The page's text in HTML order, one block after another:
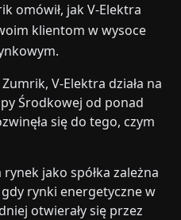
omówił, jak V-Elektra
klientom w wysoce
V-Elektra działa na
Środkowej od ponad
się do tego, czym
jako spółka zależna
rynki energetyczne w
otwierały się przez